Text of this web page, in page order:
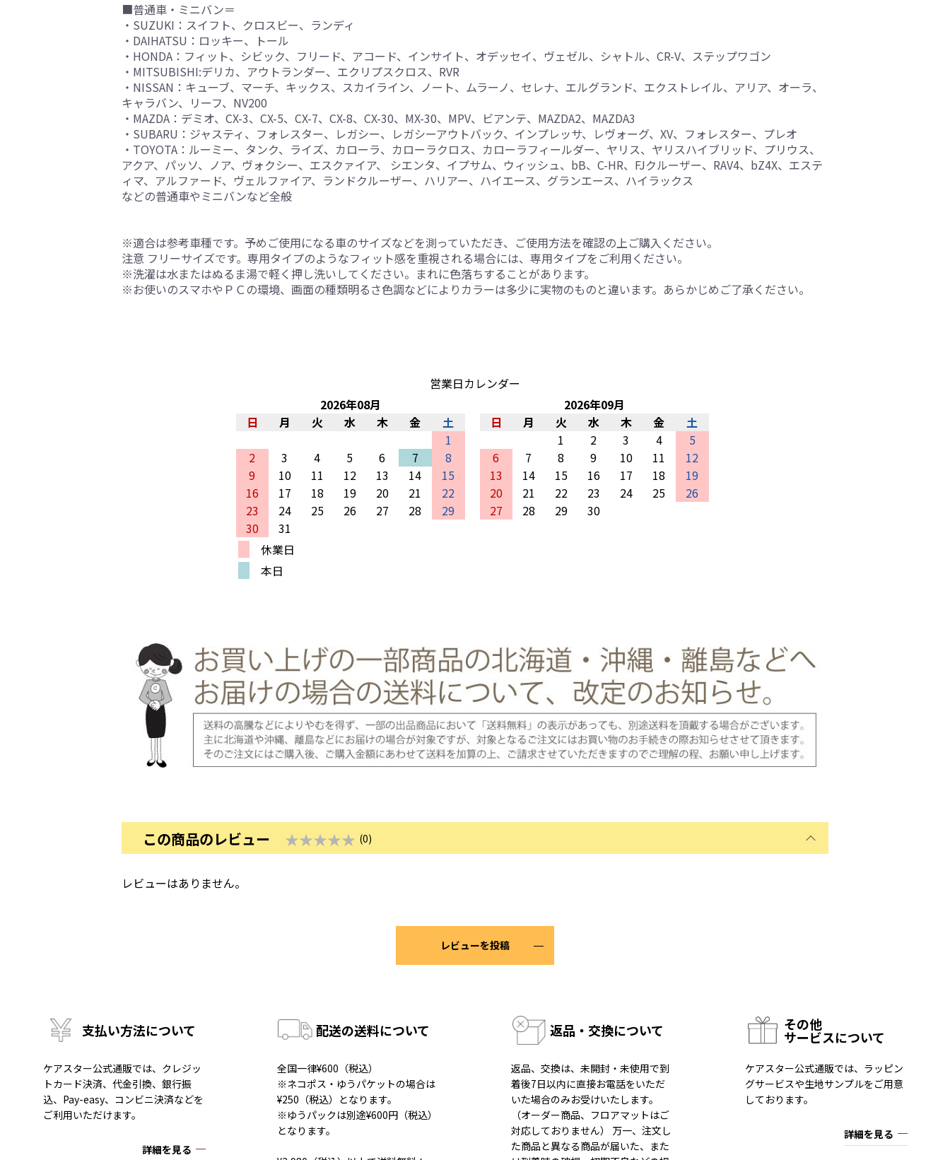
■普通車・ミニバン＝
・SUZUKI：スイフト、クロスビー、ランディ
・DAIHATSU：ロッキー、トール
・HONDA：フィット、シビック、フリード、アコード、インサイト、オデッセイ、ヴェゼル、シャトル、CR-V、ステップワゴン
・MITSUBISHI:デリカ、アウトランダー、エクリプスクロス、RVR
・NISSAN：キューブ、マーチ、キックス、スカイライン、ノート、ムラーノ、セレナ、エルグランド、エクストレイル、アリア、オーラ、
キャラバン、リーフ、NV200
・MAZDA：デミオ、CX-3、CX-5、CX-7、CX-8、CX-30、MX-30、MPV、ビアンテ、MAZDA2、MAZDA3
・SUBARU：ジャスティ、フォレスター、レガシー、レガシーアウトバック、インプレッサ、レヴォーグ、XV、フォレスター、プレオ
・TOYOTA：ルーミー、タンク、ライズ、カローラ、カローラクロス、カローラフィールダー、ヤリス、ヤリスハイブリッド、プリウス、
アクア、パッソ、ノア、ヴォクシー、エスクァイア、 シエンタ、イプサム、ウィッシュ、bB、C-HR、FJクルーザー、RAV4、bZ4X、エステ
ィマ、アルファード、ヴェルファイア、ランドクルーザー、ハリアー、ハイエース、グランエース、ハイラックス
などの普通車やミニバンなど全般
※適合は参考車種です。予めご使用になる車のサイズなどを測っていただき、ご使用方法を確認の上ご購入ください。
注意 フリーサイズです。専用タイプのようなフィット感を重視される場合には、専用タイプをご利用ください。
※洗濯は水またはぬるま湯で軽く押し洗いしてください。まれに色落ちすることがあります。
※お使いのスマホやＰＣの環境、画面の種類明るさ色調などによりカラーは多少に実物のものと違います。あらかじめご了承ください。
営業日カレンダー
2026年08月
日
月 火 水 木 金
土
1
2
3 4 5 6 7
8
9
10 11 12 13 14
15
16
17 18 19 20 21
22
23
24 25 26 27 28
29
30
31
2026年09月
日
月 火 水 木 金
土
1
2 3 4
5
6
7 8 9 10 11
12
13
14 15 16 17 18
19
20
21 22 23 24 25
26
27
28 29 30
休業日
本日
この商品のレビュー ★★★★★ (0)
レビューはありません。
レビューを投稿
支払い方法について
ケアスター公式通販では、クレジッ
トカード決済、代金引換、銀行振
込、Pay-easy、コンビニ決済などを
ご利用いただけます。
詳細を見る
配送の送料について
全国一律¥600（税込）
※ネコポス・ゆうパケットの場合は
¥250（税込）となります。
※ゆうパックは別途¥600円（税込）
となります。
返品・交換について
返品、交換は、未開封・未使用で到
着後7日以内に直接お電話をいただ
いた場合のみお受けいたします。
（オーダー商品、フロアマットはご
対応しておりません） 万一、注文し
た商品と異なる商品が届いた、また
その他
サービスについて
ケアスター公式通販では、ラッピン
グサービスや生地サンプルをご用意
しております。
詳細を見る